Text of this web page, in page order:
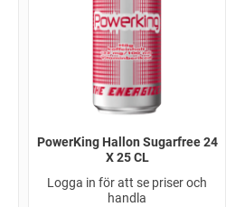
PowerKing Hallon Sugarfree 24
X 25 CL
Logga in för att se priser och
handla